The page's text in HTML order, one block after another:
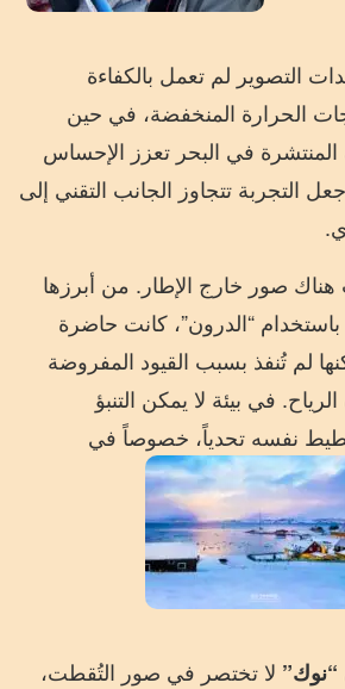
التصوير لم تعمل بالكفاءة
الحرارة المنخفضة، في حين
المنتشرة في البحر تعزز الإحساس
التجربة تتجاوز الجانب التقني إلى
صور خارج الإطار. من أبرزها
“الدرون”، كانت حاضرة
لم تُنفذ بسبب القيود المفروضة
في بيئة لا يمكن التنبؤ
نفسه تحدياً، خصوصاً في
لا تختصر في صور التُقطت،